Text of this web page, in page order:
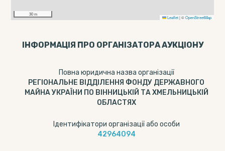
30 m
Leaflet |©OpenStreetMap
ІНФОРМАЦІЯ ПРО ОРГАНІЗАТОРА АУКЦІОНУ
Повна юридична назва організації
РЕГІОНАЛЬНЕ ВІДДІЛЕННЯ ФОНДУ ДЕРЖАВНОГО
МАЙНА УКРАЇНИ ПО ВІННИЦЬКІЙ ТА ХМЕЛЬНИЦЬКІЙ
ОБЛАСТЯХ
Ідентифікатори організації або особи
42964094